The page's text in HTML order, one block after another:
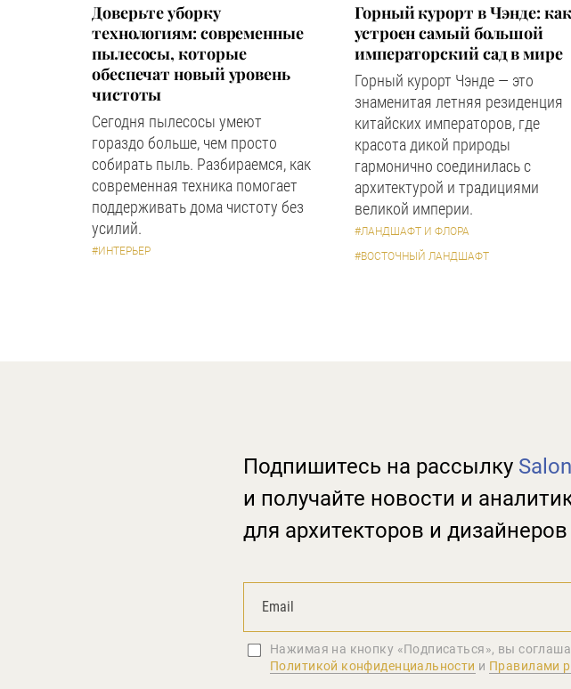
Доверьте уборку
технологиям: современные
пылесосы, которые
обеспечат новый уровень
чистоты
Сегодня пылесосы умеют
гораздо больше, чем просто
собирать пыль. Разбираемся, как
современная техника помогает
поддерживать дома чистоту без
усилий.
#ИНТЕРЬЕР
Горный курорт в Чэнде: как
устроен самый большой
императорский сад в мире
Горный курорт Чэнде — это
знаменитая летняя резиденция
китайских императоров, где
красота дикой природы
гармонично соединилась с
архитектурой и традициями
великой империи.
#ЛАНДШАФТ И ФЛОРА
#ВОСТОЧНЫЙ ЛАНДШАФТ
Подпишитесь на рассылку
и получайте новости и
для архитекторов и
Нажимая на кнопку «Подписаться», вы
Политикой конфиденциальности и Правилами